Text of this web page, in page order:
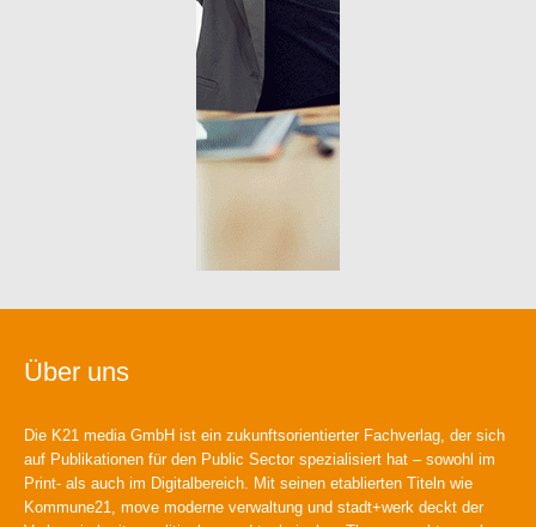
Über uns
Die K21 media GmbH ist ein zukunftsorientierter Fachverlag, der sich
auf Publikationen für den Public Sector spezialisiert hat – sowohl im
Print- als auch im Digitalbereich. Mit seinen etablierten Titeln wie
Kommune21, move moderne verwaltung und stadt+werk deckt der